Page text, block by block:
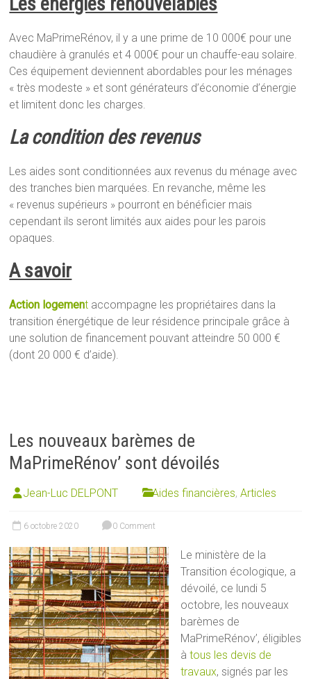
Avec MaPrimeRénov, il y a une prime de 10 000€ pour une
chaudière à granulés et 4 000€ pour un chauffe-eau solaire.
Ces équipement deviennent abordables pour les ménages
« très modeste » et sont générateurs d’économie d’énergie
et limitent donc les charges.
La condition des revenus
Les aides sont conditionnées aux revenus du ménage avec
des tranches bien marquées. En revanche, même les
« revenus supérieurs » pourront en bénéficier mais
cependant ils seront limités aux aides pour les parois
opaques.
A savoir
Action logement accompagne les propriétaires dans la
transition énergétique de leur résidence principale grâce à
une solution de financement pouvant atteindre 50 000 €
(dont 20 000 € d’aide).
Les nouveaux barèmes de
MaPrimeRénov’ sont dévoilés
Jean-Luc DELPONT Aides financières,Articles
6 octobre 2020 0 Comment
Le ministère de la
Transition écologique, a
dévoilé, ce lundi 5
octobre, les nouveaux
barèmes de
MaPrimeRénov’, éligibles
àtous les devis de
travaux, signés par les